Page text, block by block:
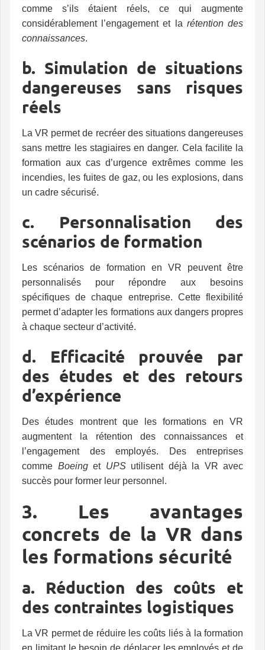
comme s’ils étaient réels, ce qui augmente
considérablement l’engagement et la rétention des
connaissances.
b. Simulation de situations
dangereuses sans risques
réels
La VR permet de recréer des situations dangereuses
sans mettre les stagiaires en danger. Cela facilite la
formation aux cas d’urgence extrêmes comme les
incendies, les fuites de gaz, ou les explosions, dans
un cadre sécurisé.
c. Personnalisation des
scénarios de formation
Les scénarios de formation en VR peuvent être
personnalisés pour répondre aux besoins
spécifiques de chaque entreprise. Cette flexibilité
permet d’adapter les formations aux dangers propres
à chaque secteur d’activité.
d. Efficacité prouvée par
des études et des retours
d’expérience
Des études montrent que les formations en VR
augmentent la rétention des connaissances et
l’engagement des employés. Des entreprises
comme Boeinget UPSutilisent déjà la VR avec
succès pour former leur personnel.
3. Les avantages
concrets de la VR dans
les formations sécurité
a. Réduction des coûts et
des contraintes logistiques
La VR permet de réduire les coûts liés à la formation
en limitant le besoin de déplacer les employés et de